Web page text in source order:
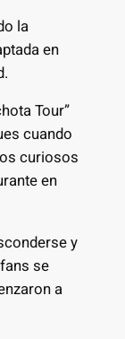
la
en
Tour”
cuando
curiosos
en
y
se
a